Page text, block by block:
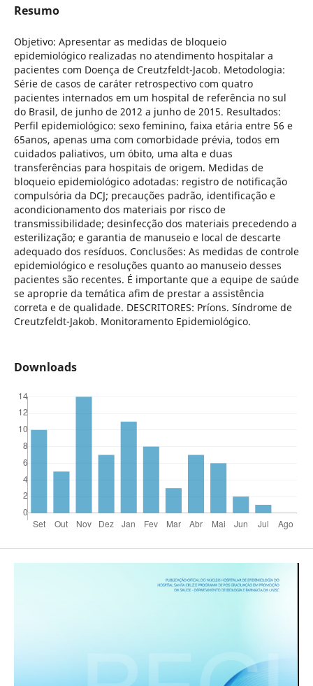
Resumo
Objetivo: Apresentar as medidas de bloqueio
epidemiológico realizadas no atendimento hospitalar a
pacientes com Doença de Creutzfeldt-Jacob. Metodologia:
Série de casos de caráter retrospectivo com quatro
pacientes internados em um hospital de referência no sul
do Brasil, de junho de 2012 a junho de 2015. Resultados:
Perfil epidemiológico: sexo feminino, faixa etária entre 56 e
65anos, apenas uma com comorbidade prévia, todos em
cuidados paliativos, um óbito, uma alta e duas
transferências para hospitais de origem. Medidas de
bloqueio epidemiológico adotadas: registro de notificação
compulsória da DCJ; precauções padrão, identificação e
acondicionamento dos materiais por risco de
transmissibilidade; desinfecção dos materiais precedendo a
esterilização; e garantia de manuseio e local de descarte
adequado dos resíduos. Conclusões: As medidas de controle
epidemiológico e resoluções quanto ao manuseio desses
pacientes são recentes. É importante que a equipe de saúde
se aproprie da temática afim de prestar a assistência
correta e de qualidade. DESCRITORES: Príons. Síndrome de
Creutzfeldt-Jakob. Monitoramento Epidemiológico.
Downloads